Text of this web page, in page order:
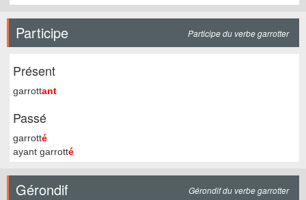
Participe Participe du verbe garrotter
Présent
garrottant
Passé
garrotté
ayant garrotté
Gérondif Gérondif du verbe garrotter